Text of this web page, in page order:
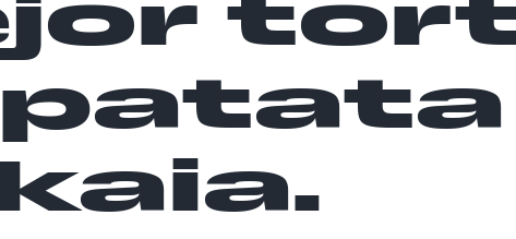
patata